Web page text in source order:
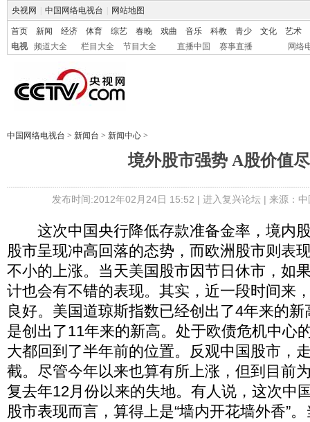
央视网 中国网络电视台 网站地图
首页 新闻 经济 体育 综艺 春晚 戏曲 音乐 科教 青少 文化
艺术
电视
频道大全 栏目大全 节目大全 直播中国 赛事直播 网络
中国网络电视台 > 新闻台 > 新闻中心 >
境外股市强势 A股价值
发布时间:2012年02月24日 15:52 | 进入复兴论坛| 来源：
这次中国央行降低存款准备金率，境内
股市呈现冲高回落的态势，而欧洲股市则表
不小的上涨。当天美国股市因节日休市，如
计也会有不错的表现。其实，近一段时间来
良好。美国道琼斯指数已经创出了4年来的
是创出了11年来的新高。处于欧债危机中心
大都回到了半年前的位置。反观中国股市，
截。尽管今年以来也算有所上涨，但到目前
复去年12月份以来的失地。有人说，这次中
股市表现而言，算得上是“墙内开花墙外香”